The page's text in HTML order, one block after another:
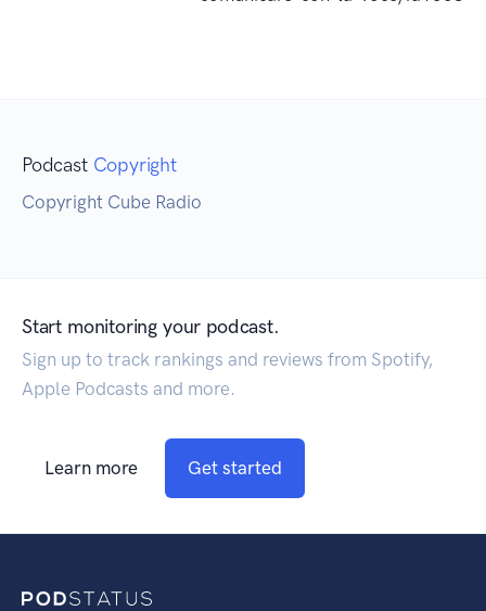
Podcast Copyright
Copyright Cube Radio
Start monitoring your podcast.
Sign up to track rankings and reviews from Spotify,
Apple Podcasts and more.
Learn more Get started